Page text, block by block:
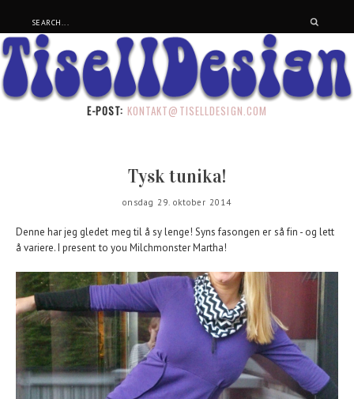
E-POST: KONTAKT@TISELLDESIGN.COM
Tysk tunika!
onsdag 29. oktober 2014
Denne har jeg gledet meg til å sy lenge! Syns fasongen er så fin - og lett
å variere. I present to you Milchmonster Martha!